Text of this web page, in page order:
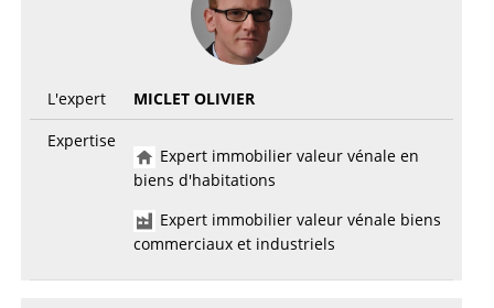
L'expert
MICLET OLIVIER
Expertise
Expert immobilier valeur vénale en
biens d'habitations
Expert immobilier valeur vénale biens
commerciaux et industriels